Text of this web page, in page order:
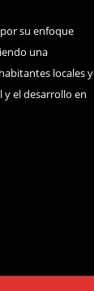
su enfoque
una
locales y
el desarrollo en